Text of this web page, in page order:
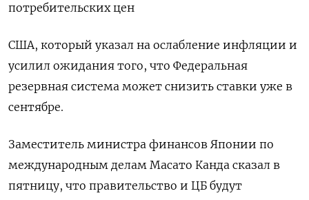
потребительских цен
США, который указал на ослабление инфляции и
усилил ожидания того, что Федеральная
резервная система может снизить ставки уже в
сентябре.
Заместитель министра финансов Японии по
международным делам Масато Канда сказал в
пятницу, что правительство и ЦБ будут